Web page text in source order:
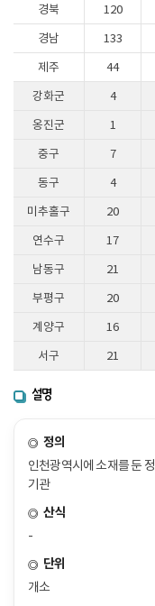
경북
120
경남
133
제주
44
강화군
4
옹진군
1
중구
7
동구
4
미추홀구
20
연수구
17
남동구
21
부평구
20
계양구
16
서구
21
설명
정의
인천광역시에 소재를 둔
기관
산식
-
단위
개소